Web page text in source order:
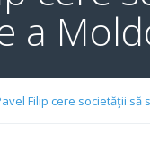
a
Filip cere societăţii să